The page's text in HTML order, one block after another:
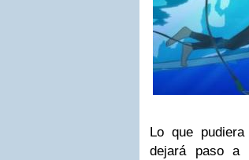
Lo que
dejará paso a